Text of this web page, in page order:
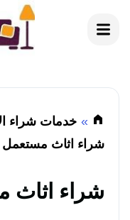
خدمات شراء
شراء اثاث مستعمل
شراء اثاث